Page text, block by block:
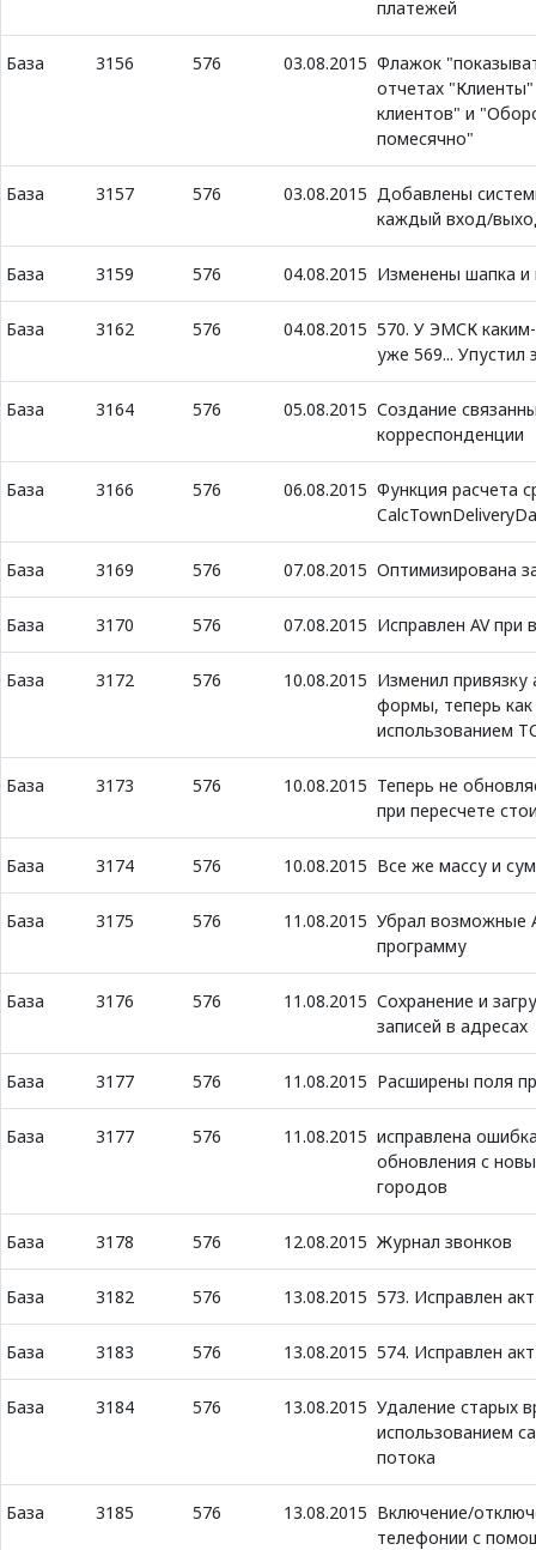
платежей
База 3156 576 03.08.2015 Флажок
отчетах
клиентов" и
помесячно"
База 3157 576 03.08.2015 Добавлены
каждый вход/
База 3159 576 04.08.2015 Изменены шапка и
База 3162 576 04.08.2015 570. У ЭМСК
уже 569... Упустил
База 3164 576 05.08.2015 Создание
корреспонденции
База 3166 576 06.08.2015 Функция расчета
База 3169 576 07.08.2015 Оптимизирована
База 3170 576 07.08.2015 Исправлен AV при
База 3172 576 10.08.2015 Изменил
формы, теперь как
использованием
База 3173 576 10.08.2015 Теперь не
при пересчете
База 3174 576 10.08.2015 Все же массу и
База 3175 576 11.08.2015 Убрал возможные
программу
База 3176 576 11.08.2015 Сохранение и
записей в адресах
База 3177 576 11.08.2015 Расширены поля
База 3177 576 11.08.2015 исправлена
обновления с
городов
База 3178 576 12.08.2015 Журнал звонков
База 3182 576 13.08.2015 573. Исправлен
База 3183 576 13.08.2015 574. Исправлен
База 3184 576 13.08.2015 Удаление старых
использованием
потока
База 3185 576 13.08.2015 Включение/
телефонии с